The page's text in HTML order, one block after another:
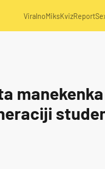
ViralnoMiksKvizReport